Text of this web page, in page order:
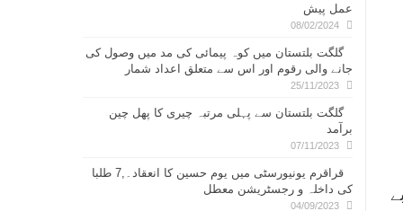
عمل پیش
08/02/2024
گلگت بلتستان میں کوہ پیمائی کی مد میں وصول کی
جانے والی رقوم اور اس سے متعلق اعداد شمار
25/11/2023
گلگت بلتستان سے پہلی مرتبہ چیری کا پھل چین
برآمد
07/11/2023
قراقرم یونیورسٹی میں یوم حسین کا انعقاد۔,7 طلبا
کی داخلہ و رجسٹریشن معطل
04/09/2023